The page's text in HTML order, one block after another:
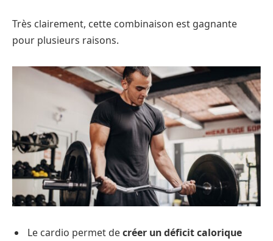
Très clairement, cette combinaison est gagnante
pour plusieurs raisons.
Le cardio permet decréer un déficit calorique